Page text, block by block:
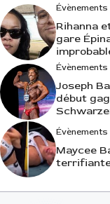
Évènements
Rihanna
gare
Évènements
Joseph
début
Évènements
Maycee
terrifiante